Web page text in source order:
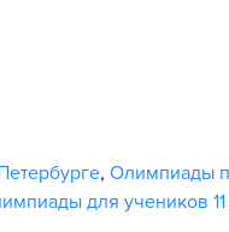
, Олимпиады
для учеников 11